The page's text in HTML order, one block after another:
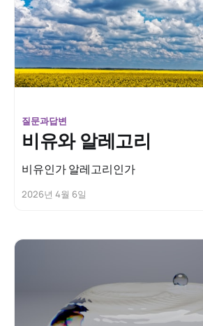
질문과답변
비유와 알레고리
비유인가 알레고리인가
2026년 4월 6일